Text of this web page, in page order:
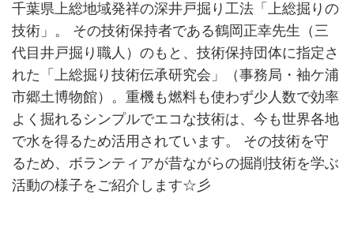
千葉県上総地域発祥の深井戸掘り工法「上総掘りの
技術」。 その技術保持者である鶴岡正幸先生（三
代目井戸掘り職人）のもと、技術保持団体に指定さ
れた「上総掘り技術伝承研究会」（事務局・袖ケ浦
市郷土博物館）。重機も燃料も使わず少人数で効率
よく掘れるシンプルでエコな技術は、今も世界各地
で水を得るため活用されています。 その技術を守
るため、ボランティアが昔ながらの掘削技術を学ぶ
活動の様子をご紹介します☆彡